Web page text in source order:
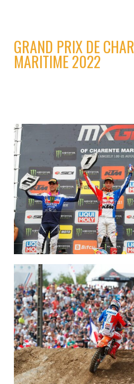
GRAND PRIX DE
MARITIME 2022